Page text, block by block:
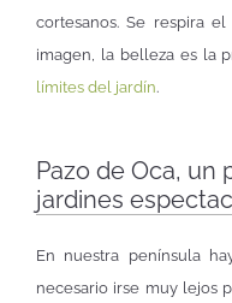
cortesanos. Se respira
imagen, la belleza es la
límites del jardín.
Pazo de Oca, un
jardines
En nuestra península
necesario irse muy lejos